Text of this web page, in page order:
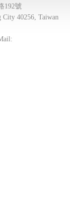
192號
City 40256, Taiwan